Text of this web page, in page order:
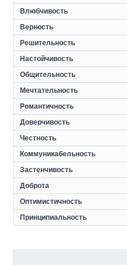
Влюбчивость
Верность
Решительность
Настойчивость
Общительность
Мечтательность
Романтичность
Доверчивость
Честность
Коммуникабельность
Застенчивость
Доброта
Оптимистичность
Принципиальность